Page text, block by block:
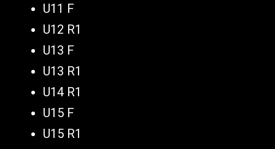
U11 F
U12 R1
U13 F
U13 R1
U14 R1
U15 F
U15 R1